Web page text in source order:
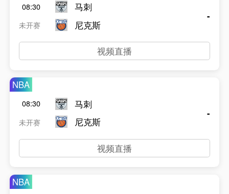
08:30
未开赛
马刺
尼克斯
-
视频直播
NBA
08:30
未开赛
马刺
尼克斯
-
视频直播
NBA